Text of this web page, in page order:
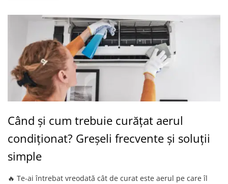
Haine & accesorii plaja
Haine plaja / inot
Ochelari de soare
Palarii protectie UV
Accesorii plaja
Puericultura mare
Carucioare si scaune auto
Tarcuri copii / bebelusi
Ingrijire bebe si mama
Când și cum trebuie curățat aerul
condiționat? Greșeli frecvente și soluții
simple
🔥 Te-ai întrebat vreodată cât de curat este aerul pe care îl